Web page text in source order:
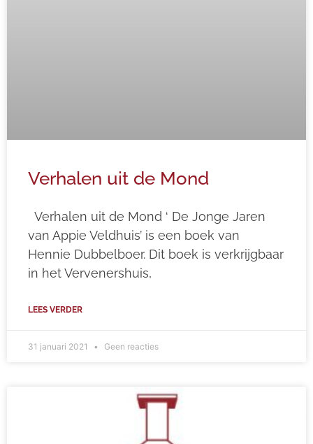
Verhalen uit de Mond
Verhalen uit de Mond ‘ De Jonge Jaren
van Appie Veldhuis’ is een boek van
Hennie Dubbelboer. Dit boek is verkrijgbaar
in het Vervenershuis,
LEES VERDER
31 januari 2021 Geen reacties